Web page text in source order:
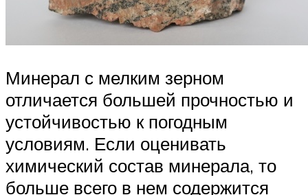
Минерал с мелким зерном
отличается большей прочностью и
устойчивостью к погодным
условиям. Если оценивать
химический состав минерала, то
больше всего в нем содержится